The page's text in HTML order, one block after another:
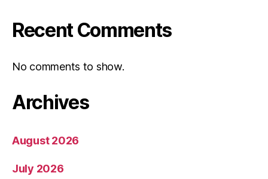
Recent Comments
No comments to show.
Archives
August 2026
July 2026